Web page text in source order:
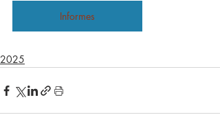
Informes
2025